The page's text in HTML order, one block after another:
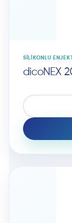
SILIKONLU
dicoNEX